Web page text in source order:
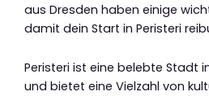
aus Dresden haben einige
damit dein Start in Peristeri
Peristeri ist eine belebte Stadt
und bietet eine Vielzahl von